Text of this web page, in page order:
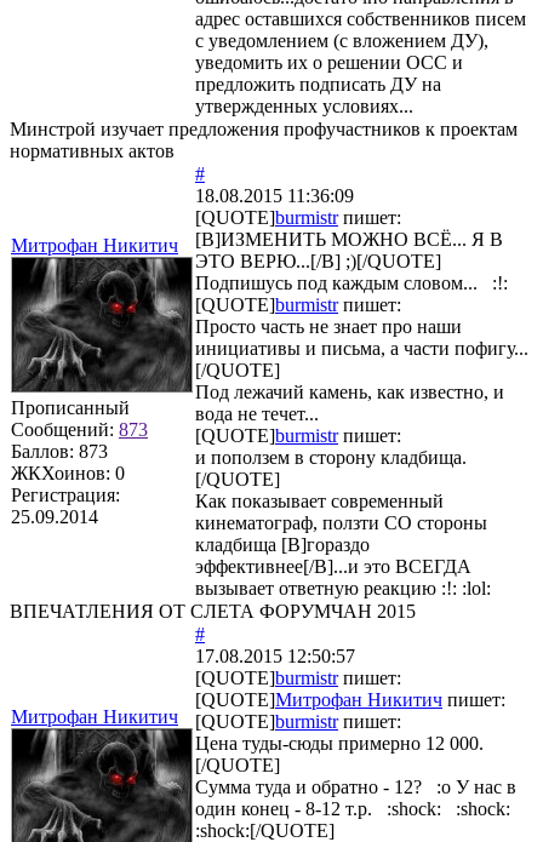
адрес оставшихся собственников писем
с уведомлением (с вложением ДУ),
уведомить их о решении ОСС и
предложить подписать ДУ на
утвержденных условиях...
Минстрой изучает предложения профучастников к проектам
нормативных актов
Митрофан Никитич
Прописанный
Сообщений: 873
Баллов: 873
ЖКХоинов: 0
Регистрация:
25.09.2014
#
18.08.2015 11:36:09
[QUOTE]burmistrпишет:
[B]ИЗМЕНИТЬ МОЖНО ВСЁ... Я В
ЭТО ВЕРЮ...[/B] ;)[/QUOTE]
Подпишусь под каждым словом... :!:
[QUOTE]burmistrпишет:
Просто часть не знает про наши
инициативы и письма, а части пофигу...
[/QUOTE]
Под лежачий камень, как известно, и
вода не течет...
[QUOTE]burmistrпишет:
и поползем в сторону кладбища.
[/QUOTE]
Как показывает современный
кинематограф, ползти СО стороны
кладбища [B]гораздо
эффективнее[/B]...и это ВСЕГДА
вызывает ответную реакцию :!: :lol:
ВПЕЧАТЛЕНИЯ ОТ СЛЕТА ФОРУМЧАН 2015
Митрофан Никитич
#
17.08.2015 12:50:57
[QUOTE]burmistrпишет:
[QUOTE]Митрофан Никитич пишет:
[QUOTE]burmistrпишет:
Цена туды-сюды примерно 12 000.
[/QUOTE]
Сумма туда и обратно - 12? :o У нас в
один конец - 8-12 т.р. :shock: :shock:
:shock:[/QUOTE]